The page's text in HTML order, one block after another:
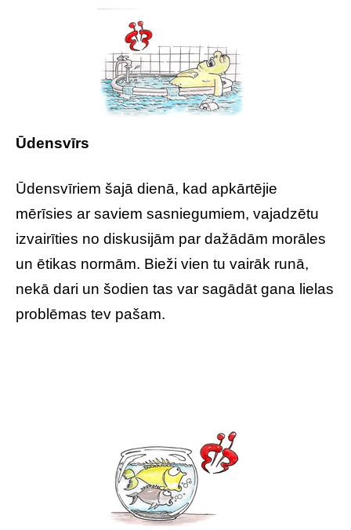
Ūdensvīrs
Ūdensvīriem šajā dienā, kad apkārtējie
mērīsies ar saviem sasniegumiem, vajadzētu
izvairīties no diskusijām par dažādām morāles
un ētikas normām. Bieži vien tu vairāk runā,
nekā dari un šodien tas var sagādāt gana lielas
problēmas tev pašam.